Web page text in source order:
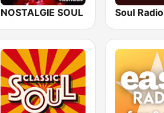
Soul Radio
NOSTALGIE SOUL